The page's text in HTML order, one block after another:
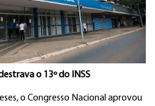
o 13º do INSS
o Congresso Nacional aprovou